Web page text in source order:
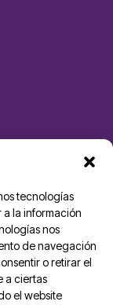
tecnologías
la información
nos
de navegación
o retirar el
a ciertas
el website